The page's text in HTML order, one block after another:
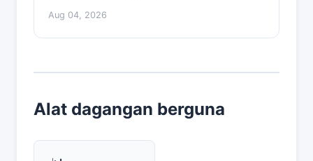
Aug 04, 2026
Alat dagangan berguna